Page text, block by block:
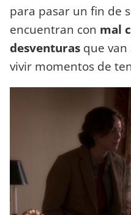
para pasar un fin de
encuentran con mal
desventuras que van
vivir momentos de